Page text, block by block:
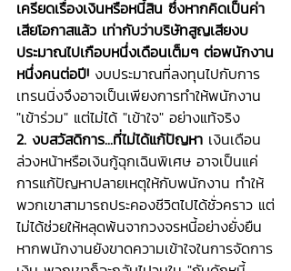
เครียดเรื่องเงินหรือหนี้สิน ซึ่งหากคิดเป็นค่า
เสียโอกาสแล้ว เท่ากับว่าบริษัทสูญเสียงบ
ประมาณไปเกือบหนึ่งเดือนเต็มๆ ต่อพนักงาน
หนึ่งคนต่อปี! งบประมาณที่ลงทุนไปกับการ
เทรนนิ่งจึงอาจเป็นเพียงการทำให้พนักงาน
"เข้าร่วม" แต่ไม่ได้ "เข้าใจ" อย่างแท้จริง
2. งบสวัสดิการ...ที่ไม่ได้แก้ปัญหา เงินเดือน
ล่วงหน้าหรือเงินกู้ฉุกเฉินพิเศษ อาจเป็นแค่
การแก้ปัญหาปลายเหตุให้กับพนักงาน ทำให้
พวกเขาสามารถประคองชีวิตไปได้ชั่วคราว แต่
ไม่ได้ช่วยให้หลุดพ้นจากวงจรหนี้อย่างยั่งยืน
หากพนักงานยังขาดความเข้าใจในการจัดการ